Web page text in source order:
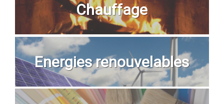
Chauffage
Energies renouvelables